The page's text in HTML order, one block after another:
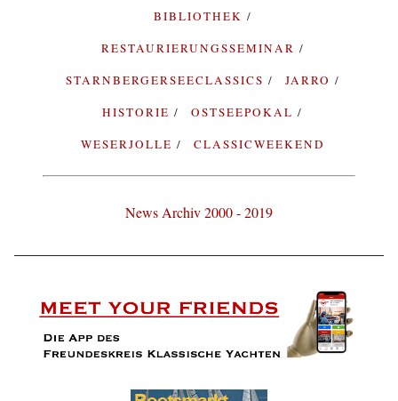
BIBLIOTHEK
RESTAURIERUNGSSEMINAR
STARNBERGERSEECLASSICS
JARRO
HISTORIE
OSTSEEPOKAL
WESERJOLLE
CLASSICWEEKEND
News Archiv 2000 - 2019